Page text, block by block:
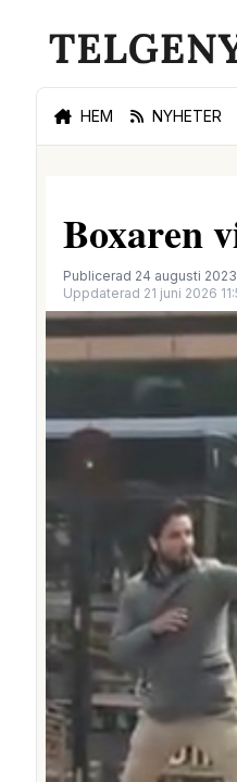
HEM NYHETER
Boxaren
Publicerad 24 augusti
Uppdaterad 21 juni 2026